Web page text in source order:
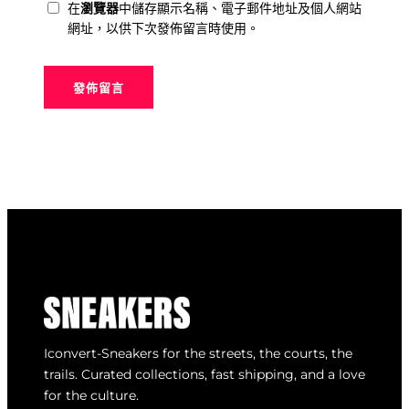
在瀏覽器中儲存顯示名稱、電子郵件地址及個人網站
網址，以供下次發佈留言時使用。
Iconvert-Sneakers for the streets, the courts, the
trails. Curated collections, fast shipping, and a love
for the culture.